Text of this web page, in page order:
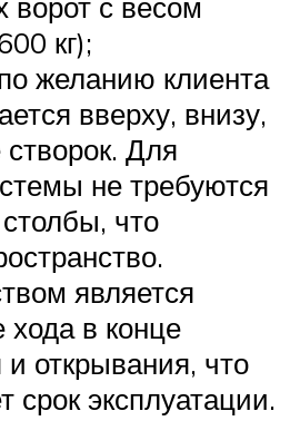
кг);
желанию клиента
вверху, внизу,
Для
не требуются
что
является
в конце
открывания, что
срок эксплуатации.